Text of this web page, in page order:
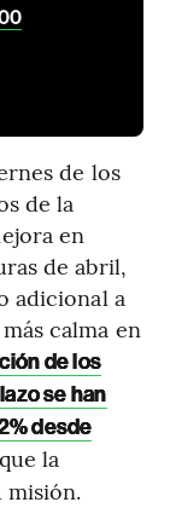
de los
de la
en
de abril,
adicional a
calma en
de los
se han
desde
la
misión.